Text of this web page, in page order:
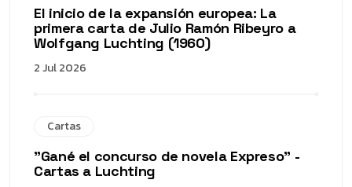
El inicio de la expansión europea: La
primera carta de Julio Ramón Ribeyro a
Wolfgang Luchting (1960)
2 Jul 2026
Cartas
"Gané el concurso de novela Expreso" -
Cartas a Luchting